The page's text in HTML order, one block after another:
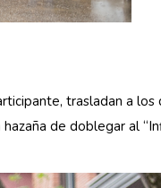
trasladan a
de doblegar al